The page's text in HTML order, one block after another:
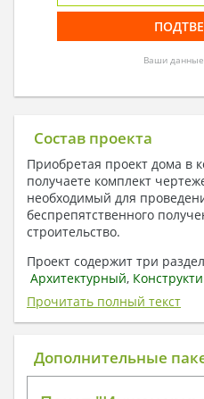
Ваши
Состав проекта
Приобретая проект дома в
получаете комплект
необходимый для
беспрепятственного
строительство.
Проект содержит три
Архитектурный,
отопление, вентиляция,
электроснабжение
плату) + Пояснительная
1. Архитектурный раздел:
Прочитать полный текст
Дополнительные